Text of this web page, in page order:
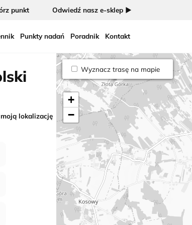
punkt Odwiedź nasz e-sklep ►
Punkty nadań Poradnik Kontakt
lokalizację
Wyznacz trasę na mapie
+
−